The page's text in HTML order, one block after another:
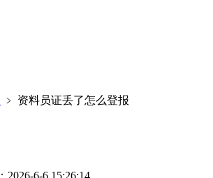
﹥ 资料员证丢了怎么登报
2026-6-6 15:26:14